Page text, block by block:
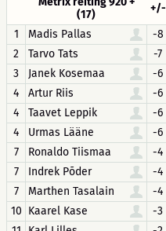
(17)
+/-
1
Madis Pallas -8
2
Tarvo Tats -7
3
Janek Kosemaa -6
4
Artur Riis -6
4
Taavet Leppik -6
4
Urmas Lääne -6
7
Ronaldo Tiismaa -4
7
Indrek Põder -4
7
Marthen Tasalain -4
10 Kaarel Kase -3